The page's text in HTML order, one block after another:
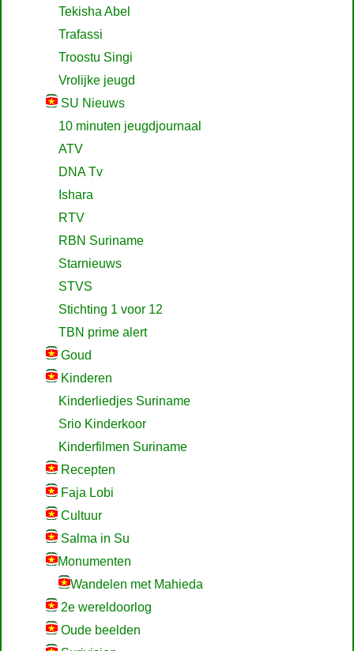
Tekisha Abel
Trafassi
Troostu Singi
Vrolijke jeugd
SU Nieuws
10 minuten jeugdjournaal
ATV
DNA Tv
Ishara
RTV
RBN Suriname
Starnieuws
STVS
Stichting 1 voor 12
TBN prime alert
Goud
Kinderen
Kinderliedjes Suriname
Srio Kinderkoor
Kinderfilmen Suriname
Recepten
Faja Lobi
Cultuur
Salma in Su
Monumenten
Wandelen met Mahieda
2e wereldoorlog
Oude beelden